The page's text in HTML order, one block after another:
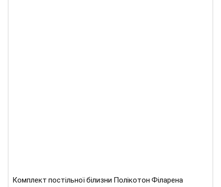
Комплект постільної білизни Полікотон Філарена